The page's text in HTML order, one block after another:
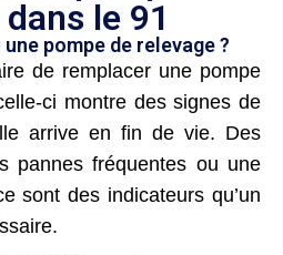
le 91
pompe de relevage ?
de remplacer une pompe
ci montre des signes de
arrive en fin de vie. Des
pannes fréquentes ou une
sont des indicateurs qu’un